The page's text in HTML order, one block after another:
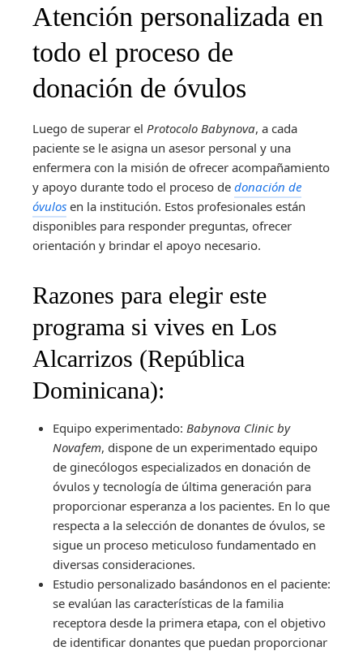
Atención personalizada en
todo el proceso de
donación de óvulos
Luego de superar el Protocolo Babynova, a cada
paciente se le asigna un asesor personal y una
enfermera con la misión de ofrecer acompañamiento
y apoyo durante todo el proceso de donación de
óvulos en la institución. Estos profesionales están
disponibles para responder preguntas, ofrecer
orientación y brindar el apoyo necesario.
Razones para elegir este
programa si vives en Los
Alcarrizos (República
Dominicana):
Equipo experimentado: Babynova Clinic by
Novafem, dispone de un experimentado equipo
de ginecólogos especializados en donación de
óvulos y tecnología de última generación para
proporcionar esperanza a los pacientes. En lo que
respecta a la selección de donantes de óvulos, se
sigue un proceso meticuloso fundamentado en
diversas consideraciones.
Estudio personalizado basándonos en el paciente:
se evalúan las características de la familia
receptora desde la primera etapa, con el objetivo
de identificar donantes que puedan proporcionar